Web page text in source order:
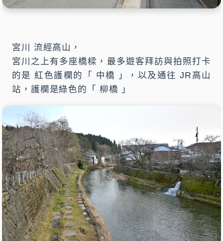
宮川 流經高山，
宮川之上有多座橋樑，最多遊客拜訪與拍照打卡
的是 紅色護欄的「 中橋 」，以及通往 JR高山
站，護欄是綠色的「 柳橋 」